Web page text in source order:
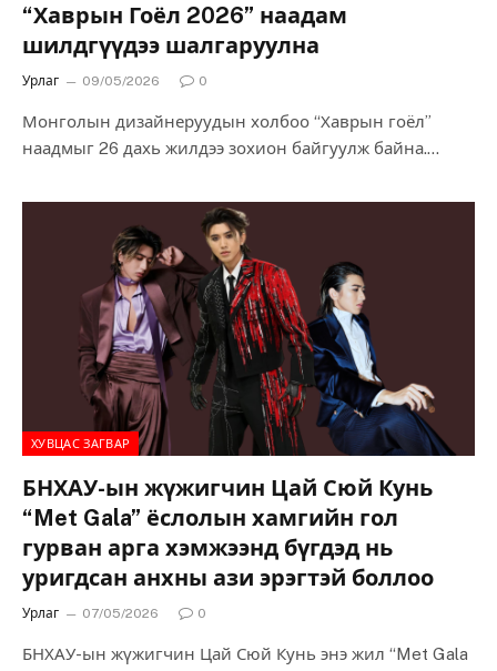
“Хаврын Гоёл 2026” наадам
шилдгүүдээ шалгаруулна
Урлаг 09/05/2026 0
Монголын дизайнеруудын холбоо “Хаврын гоёл”
наадмыг 26 дахь жилдээ зохион байгуулж байна.
сурталчилан таниулах, шинэ…
ХУВЦАС ЗАГВАР
БНХАУ-ын жүжигчин Цай Сюй Кунь
“Met Gala” ёслолын хамгийн гол
гурван арга хэмжээнд бүгдэд нь
уригдсан анхны ази эрэгтэй боллоо
Урлаг 07/05/2026 0
БНХАУ-ын жүжигчин Цай Сюй Кунь энэ жил “Met Gala